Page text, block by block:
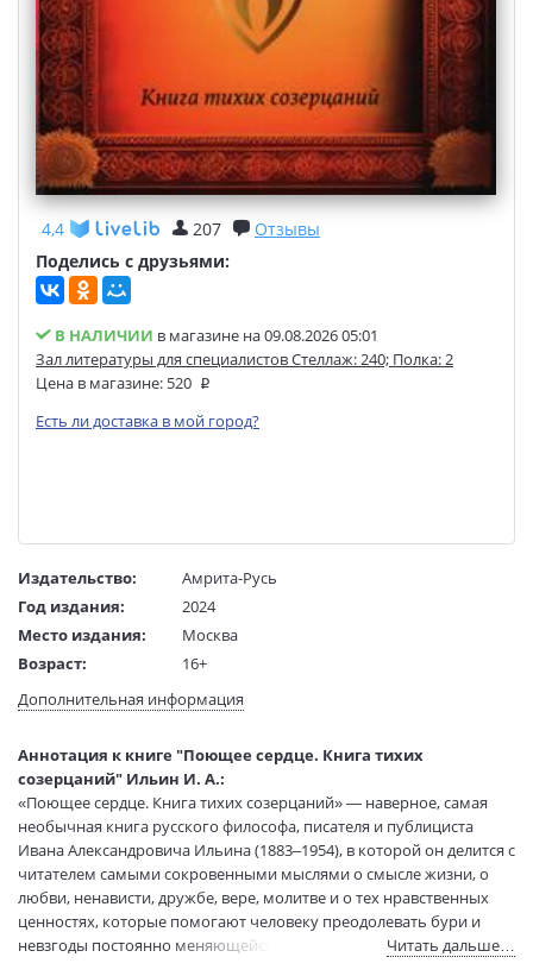
4,4 207
Отзывы
Поделись с друзьями:
В НАЛИЧИИ в магазине на 09.08.2026 05:01
Зал литературы для специалистов Стеллаж: 240; Полка: 2
Цена в магазине: 520
Есть ли доставка в мой город?
Издательство:
Амрита-Русь
Год издания:
2024
Место издания:
Москва
Возраст:
16+
Язык текста:
Формат:
60х84 1/16
Размеры в мм
(ДхШхВ):
200x140x12
Вес:
205 гр.
Страниц:
228
Код товара:
1175905
Артикул:
9785002280797
ISBN:
978-5-00228-079-7
Дополнительная информация
Аннотация к книге "Поющее сердце. Книга тихих
созерцаний" Ильин И. А.:
«Поющее сердце. Книга тихих созерцаний» — наверное, самая
необычная книга русского философа, писателя и публициста
Ивана Александровича Ильина (1883–1954), в которой он делится с
читателем самыми сокровенными мыслями о смысле жизни, о
любви, ненависти, дружбе, вере, молитве и о тех нравственных
ценностях, которые помогают человеку преодолевать бури и
невзгоды постоянно меняющейся жизни в нашем жестоком
Читать дальше…